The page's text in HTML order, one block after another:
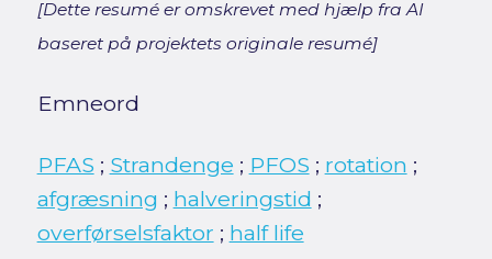
[Dette resumé er omskrevet med hjælp fra AI
baseret på projektets originale resumé]
Emneord
PFAS ; Strandenge ; PFOS ; rotation ;
afgræsning ; halveringstid ;
overførselsfaktor ; half life